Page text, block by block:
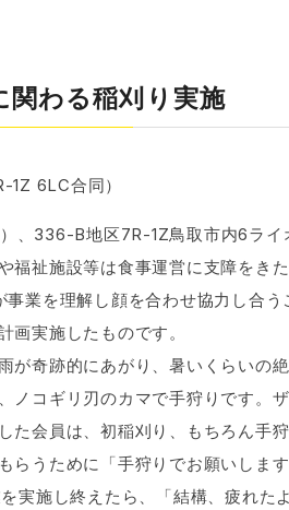
関わる稲刈り実施
6LC合同）
、336-B地区7R-1Z鳥取市内6ライ
福祉施設等は食事運営に支障をき
業を理解し顔を合わせ協力し合
画実施したものです。
が奇跡的にあがり、暑いくらいの
ノコギリ刃のカマで手狩りです。
た会員は、初稲刈り、もちろん手
らうために「手狩りでお願いしま
を実施し終えたら、「結構、疲れ